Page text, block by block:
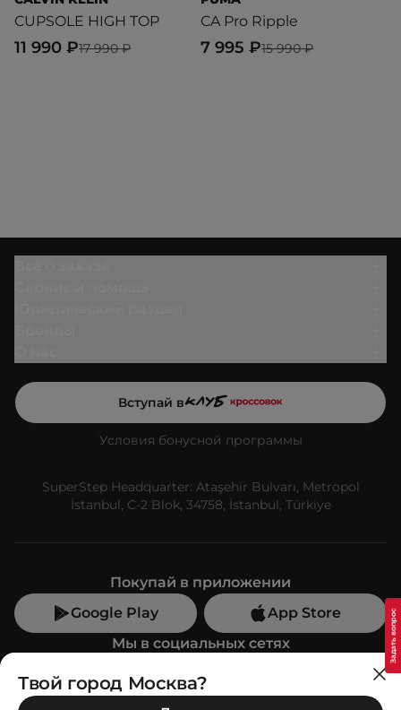
CUPSOLE HIGH TOP
17 990 ₽
11 990 ₽
CA Pro Ripple
15 990 ₽
7 995 ₽
Вступай в
Условия бонусной программы
SuperStep Headquarter: Ataşehir Bulvarı, Metropol
İstanbul, C-2 Blok, 34758, İstanbul, Türkiye
Покупай в приложении
Google Play
App Store
Мы в социальных сетях
Позвони нам
Твой город Москва?